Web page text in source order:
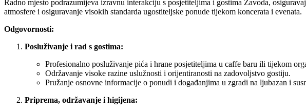
Radno mjesto podrazumijeva izravnu interakciju s posjetiteljima i gostima Zavoda,
atmosfere i osiguravanje visokih standarda ugostiteljske ponude tijekom koncerata i evenata.
Odgovornosti:
Posluživanje i rad s gostima:
Profesionalno posluživanje pića i hrane posjetiteljima u caffe baru ili tijekom
Održavanje visoke razine uslužnosti i orijentiranosti na zadovoljstvo gostiju.
Pružanje osnovne informacije o ponudi i događanjima u zgradi na ljubazan i
Priprema, održavanje i higijena: